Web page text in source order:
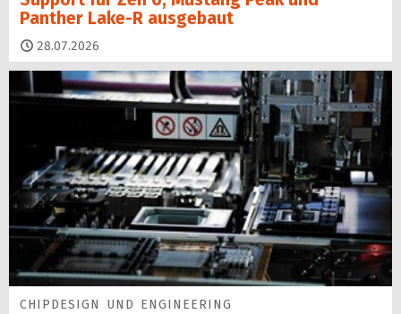
Panther Lake-R ausgebaut
28.07.2026
CHIPDESIGN UND ENGINEERING